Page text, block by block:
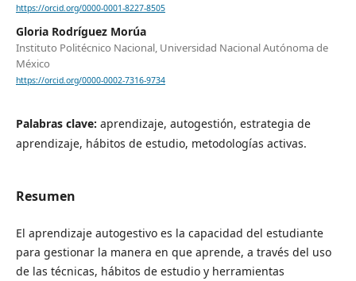
https://orcid.org/0000-0001-8227-8505
Gloria Rodríguez Morúa
Instituto Politécnico Nacional, Universidad Nacional Autónoma de
México
https://orcid.org/0000-0002-7316-9734
Palabras clave: aprendizaje, autogestión, estrategia de
aprendizaje, hábitos de estudio, metodologías activas.
Resumen
El aprendizaje autogestivo es la capacidad del estudiante
para gestionar la manera en que aprende, a través del uso
de las técnicas, hábitos de estudio y herramientas